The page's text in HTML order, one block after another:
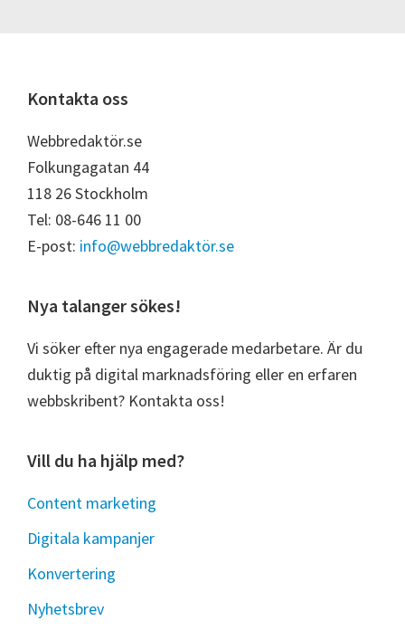
Footer
Kontakta oss
Webbredaktör.se
Folkungagatan 44
118 26 Stockholm
Tel: 08-646 11 00
E-post: info@webbredaktör.se
Nya talanger sökes!
Vi söker efter nya engagerade medarbetare. Är du
duktig på digital marknadsföring eller en erfaren
webbskribent? Kontakta oss!
Vill du ha hjälp med?
Content marketing
Digitala kampanjer
Konvertering
Nyhetsbrev